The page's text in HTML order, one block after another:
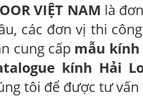
VIỆT NAM là
các đơn vị thi
cung cấp mẫu kính
kính Hải
tôi để được tư